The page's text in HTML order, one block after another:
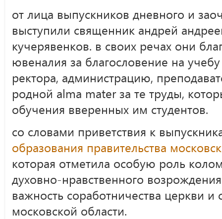
от лица выпускников дневного и
выступили священник андрей
кучерявенков. в своих речах они
ювеналия за благословение на
ректора, администрацию,
родной alma mater за те труды,
обучения вверенных им студентов.
со словами приветствия к
образования правительства
которая отметила особую роль
духовно-нравственного
важность соработничества церкви
московской области.